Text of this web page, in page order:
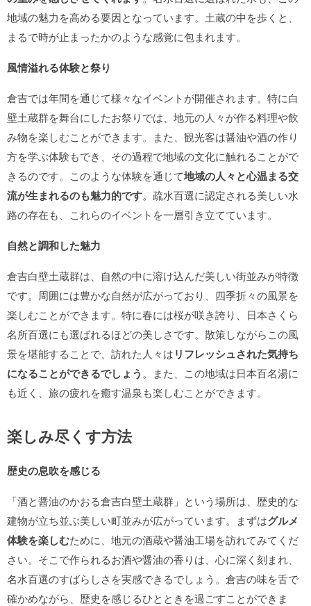
地域の魅力を高める要因となっています。土蔵の中を歩くと、
まるで時が止まったかのような感覚に包まれます。
風情溢れる体験と祭り
倉吉では年間を通じて様々なイベントが開催されます。特に白
壁土蔵群を舞台にしたお祭りでは、地元の人々が作る料理や飲
み物を楽しむことができます。また、観光客は醤油や酒の作り
方を学ぶ体験もでき、その過程で地域の文化に触れることがで
きるのです。このような体験を通じて地域の人々と心温まる交
流が生まれるのも魅力的です。疏水百選に認定される美しい水
路の存在も、これらのイベントを一層引き立てています。
自然と調和した魅力
倉吉白壁土蔵群は、自然の中に溶け込んだ美しい街並みが特徴
です。周囲には豊かな自然が広がっており、四季折々の風景を
楽しむことができます。特に春には桜が咲き誇り、日本さくら
名所百選にも選ばれるほどの美しさです。散策しながらこの風
景を堪能することで、訪れた人々はリフレッシュされた気持ち
になることができるでしょう 。また、この地域は日本百名湯に
も近く、旅の疲れを癒す温泉も楽しむことができます。
楽しみ尽くす方法
歴史の息吹を感じる
「酒と醤油のかおる倉吉白壁土蔵群」という場所は、歴史的な
建物が立ち並ぶ美しい町並みが広がっています。まずはグルメ
体験を楽しむために、地元の酒蔵や醤油工場を訪れてみてくだ
さい。そこで作られるお酒や醤油の香りは、心に深く刻まれ、
名水百選のすばらしさを実感できるでしょう。倉吉の味を舌で
確かめながら、歴史を感じるひとときを過ごすことができま